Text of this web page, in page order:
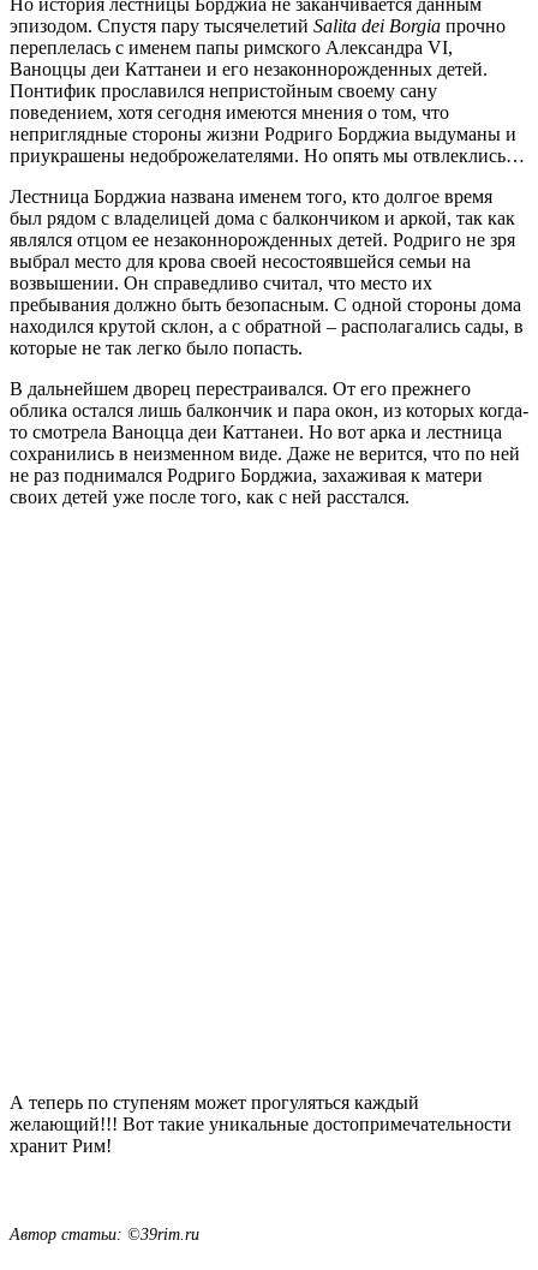
Но история лестницы Борджиа не заканчивается данным
эпизодом. Спустя пару тысячелетий Salita dei Borgia прочно
переплелась с именем папы римского Александра VI,
Ваноццы деи Каттанеи и его незаконнорожденных детей.
Понтифик прославился непристойным своему сану
поведением, хотя сегодня имеются мнения о том, что
неприглядные стороны жизни Родриго Борджиа выдуманы и
приукрашены недоброжелателями. Но опять мы отвлеклись…
Лестница Борджиа названа именем того, кто долгое время
был рядом с владелицей дома с балкончиком и аркой, так как
являлся отцом ее незаконнорожденных детей. Родриго не зря
выбрал место для крова своей несостоявшейся семьи на
возвышении. Он справедливо считал, что место их
пребывания должно быть безопасным. С одной стороны дома
находился крутой склон, а с обратной – располагались сады, в
которые не так легко было попасть.
В дальнейшем дворец перестраивался. От его прежнего
облика остался лишь балкончик и пара окон, из которых когда-
то смотрела Ваноцца деи Каттанеи. Но вот арка и лестница
сохранились в неизменном виде. Даже не верится, что по ней
не раз поднимался Родриго Борджиа, захаживая к матери
своих детей уже после того, как с ней расстался.
А теперь по ступеням может прогуляться каждый
желающий!!! Вот такие уникальные достопримечательности
хранит Рим!
Автор статьи: ©39rim.ru